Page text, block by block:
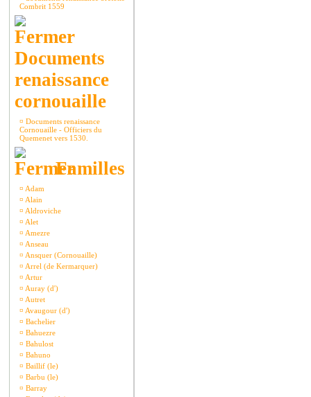
Combrit 1559
Documents
renaissance
cornouaille
¤ Documents renaissance
Cornouaille - Officiers du
Quemenet vers 1530.
Familles
¤ Adam
¤ Alain
¤ Aldroviche
¤ Alet
¤ Amezre
¤ Anseau
¤ Ansquer (Cornouaille)
¤ Arrel (de Kermarquer)
¤ Artur
¤ Auray (d')
¤ Autret
¤ Avaugour (d')
¤ Bachelier
¤ Bahuezre
¤ Bahulost
¤ Bahuno
¤ Baillif (le)
¤ Barbu (le)
¤ Barray